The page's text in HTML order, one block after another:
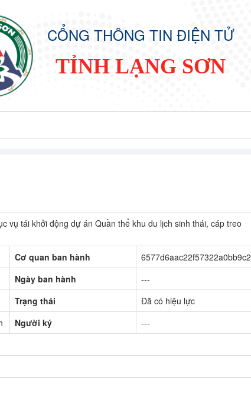
CỔNG THÔNG TIN ĐIỆN TỬ
TỈNH LẠNG SƠN
vụ tái khởi động dự án Quần thể khu du lịch sinh thái, cáp treo
Cơ quan ban hành
6577d6aac22f57322a0bb9c2
Ngày ban hành
---
Trạng thái
Đã có hiệu lực
Người ký
---